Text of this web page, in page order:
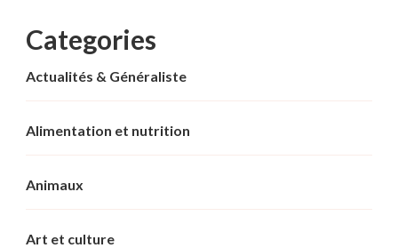
Categories
Actualités & Généraliste
Alimentation et nutrition
Animaux
Art et culture